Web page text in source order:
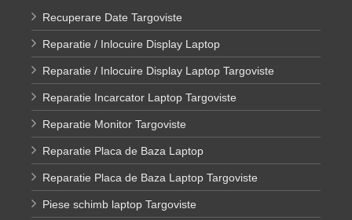
Recuperare Date Targoviste
Reparatie / Inlocuire Display Laptop
Reparatie / Inlocuire Display Laptop Targoviste
Reparatie Incarcator Laptop Targoviste
Reparatie Monitor Targoviste
Reparatie Placa de Baza Laptop
Reparatie Placa de Baza Laptop Targoviste
Piese schimb laptop Targoviste